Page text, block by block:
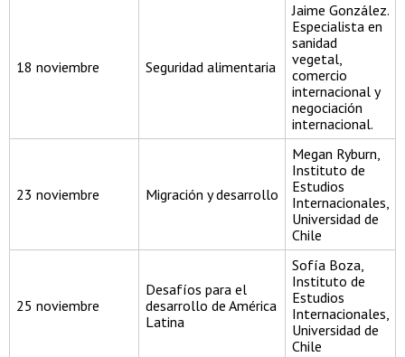
18 noviembre Seguridad alimentaria
Jaime González.
Especialista en
sanidad
vegetal,
comercio
internacional y
negociación
internacional.
23 noviembre Migración y desarrollo
Megan Ryburn,
Instituto de
Estudios
Internacionales,
Universidad de
Chile
25 noviembre
Desafíos para el
desarrollo de América
Latina
Sofía Boza,
Instituto de
Estudios
Internacionales,
Universidad de
Chile